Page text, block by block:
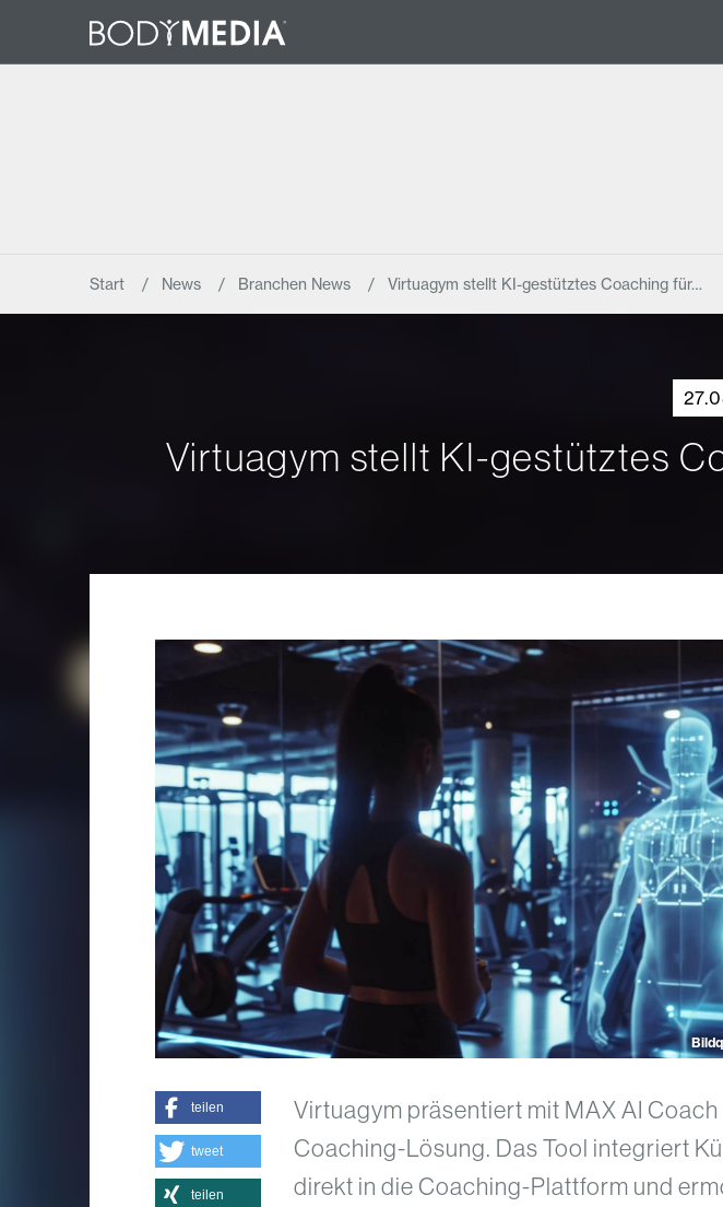
Start News Branchen News Virtuagym stellt KI-gestütztes Coaching für…
Virtuagym stellt KI-gestütztes
Virtuagym präsentiert mit MAX AI
Coaching-Lösung. Das Tool integriert
direkt in die Coaching-Plattform und
teilen
tweet
teilen